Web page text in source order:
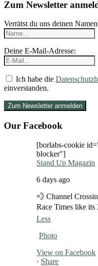
Zum Newsletter
Verrätst du uns deinen
Deine E-Mail-Adresse:
Ich habe die
einverstanden.
Our Facebook
[borlabs-cookie
blocker"]
Stand Up Magazin
6 days ago
💨 Channel
Race Times like its
Less
Photo
View on Facebook
· Share